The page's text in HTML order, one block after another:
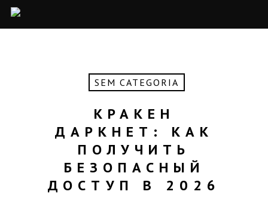
SEM CATEGORIA
КРАКЕН
ДАРКНЕТ: КАК
ПОЛУЧИТЬ
БЕЗОПАСНЫЙ
ДОСТУП В 2026